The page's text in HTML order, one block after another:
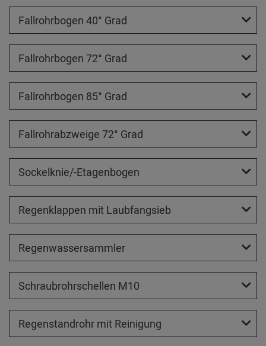
Fallrohrbogen 40° Grad
Fallrohrbogen 72° Grad
Fallrohrbogen 85° Grad
Fallrohrabzweige 72° Grad
Sockelknie/-Etagenbogen
Regenklappen mit Laubfangsieb
Regenwassersammler
Schraubrohrschellen M10
Regenstandrohr mit Reinigung